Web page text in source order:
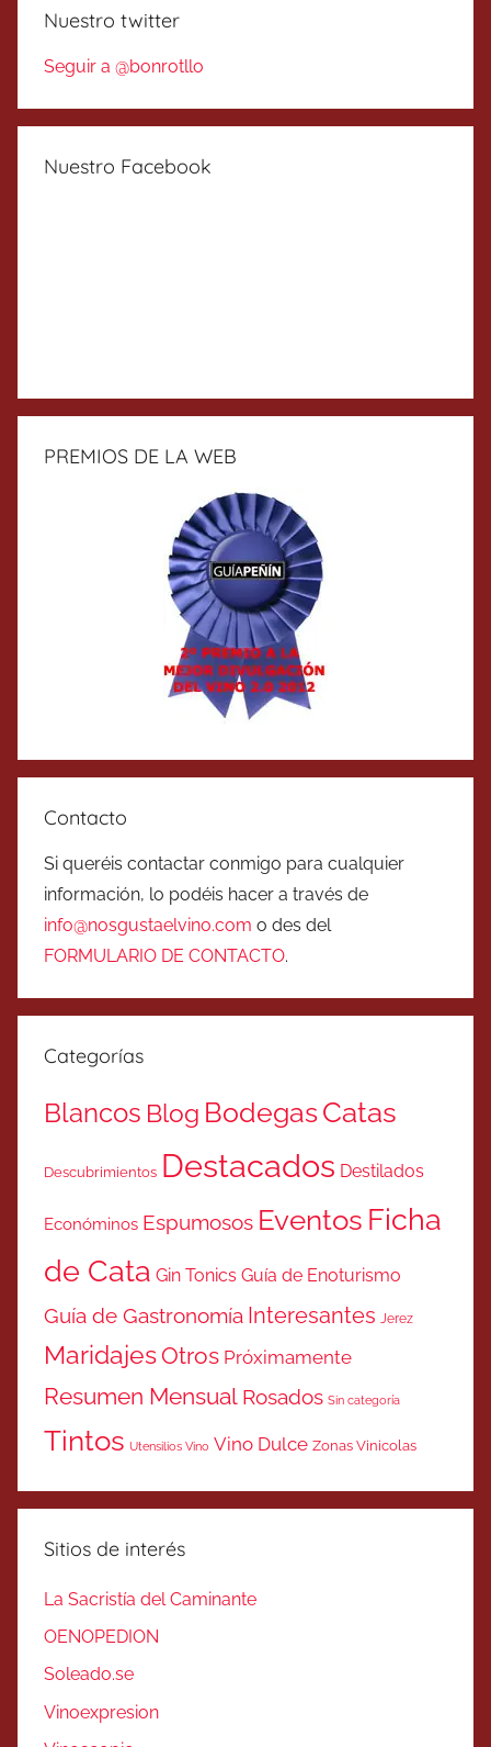
Nuestro twitter
Seguir a @bonrotllo
Nuestro Facebook
PREMIOS DE LA WEB
Contacto
Si queréis contactar conmigo para cualquier
información, lo podéis hacer a través de
info@nosgustaelvino.com o des del
FORMULARIO DE CONTACTO.
Categorías
Blancos Blog BodegasCatas
Descubrimientos Destacados Destilados
Económinos Espumosos Eventos Ficha
de Cata Gin Tonics Guía de Enoturismo
Guía de Gastronomía Interesantes Jerez
MaridajesOtros Próximamente
Resumen Mensual Rosados Sin categoría
Tintos Utensilios Vino Vino Dulce Zonas Vinicolas
Sitios de interés
La Sacristía del Caminante
OENOPEDION
Soleado.se
Vinoexpresion